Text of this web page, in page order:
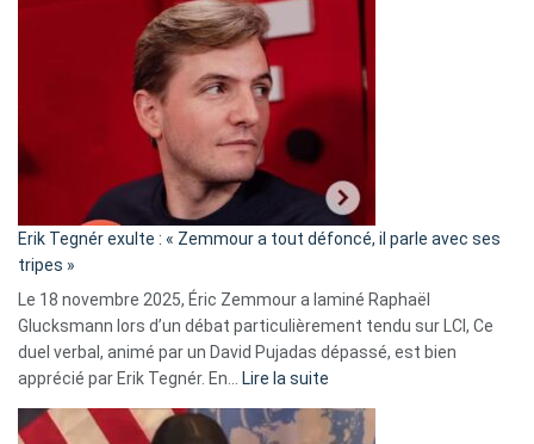
d’alliance
secrète
«
C’est
fake
news
»
Erik Tegnér exulte : « Zemmour a tout défoncé, il parle avec ses
tripes »
Le 18 novembre 2025, Éric Zemmour a laminé Raphaël
Glucksmann lors d’un débat particulièrement tendu sur LCI, Ce
duel verbal, animé par un David Pujadas dépassé, est bien
apprécié par Erik Tegnér. En… Lire la suite
Tegnér